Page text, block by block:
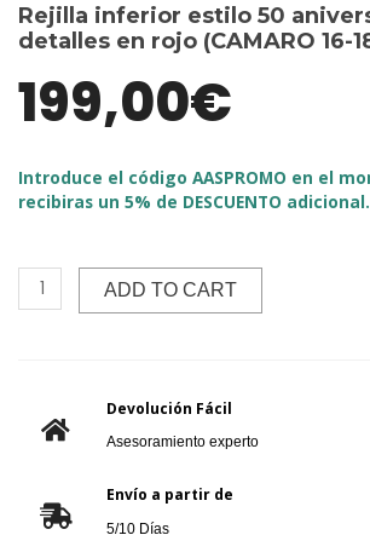
Rejilla inferior estilo 50
detalles en rojo (CAMARO 16-
199,00€
Introduce el código AASPROMO en el
recibiras un 5% de DESCUENTO adicional.
ADD TO CART
Devolución Fácil
Asesoramiento experto
Envío a partir de
5/10 Días